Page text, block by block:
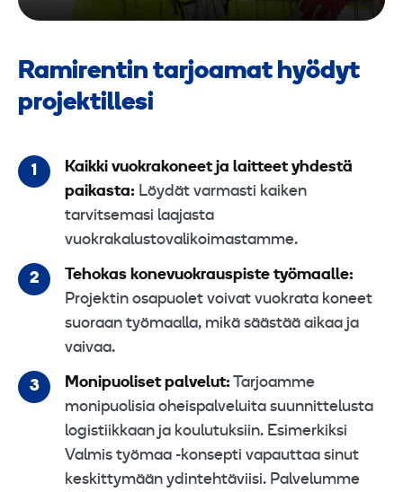
Ramirentin tarjoamat hyödyt
projektillesi
Kaikki vuokrakoneet ja laitteet yhdestä
paikasta: Löydät varmasti kaiken
tarvitsemasi laajasta
vuokrakalustovalikoimastamme.
Tehokas konevuokrauspiste työmaalle:
Projektin osapuolet voivat vuokrata koneet
suoraan työmaalla, mikä säästää aikaa ja
vaivaa.
Monipuoliset palvelut:Tarjoamme
monipuolisia oheispalveluita suunnittelusta
logistiikkaan ja koulutuksiin. Esimerkiksi
Valmis työmaa -konsepti vapauttaa sinut
keskittymään ydintehtäviisi. Palvelumme